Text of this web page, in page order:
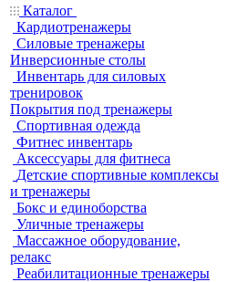
Каталог
Кардиотренажеры
Силовые тренажеры
Инверсионные столы
Инвентарь для силовых
тренировок
Покрытия под тренажеры
Спортивная одежда
Фитнес инвентарь
Аксессуары для фитнеса
Детские спортивные комплексы
и тренажеры
Бокс и единоборства
Уличные тренажеры
Массажное оборудование,
релакс
Реабилитационные тренажеры